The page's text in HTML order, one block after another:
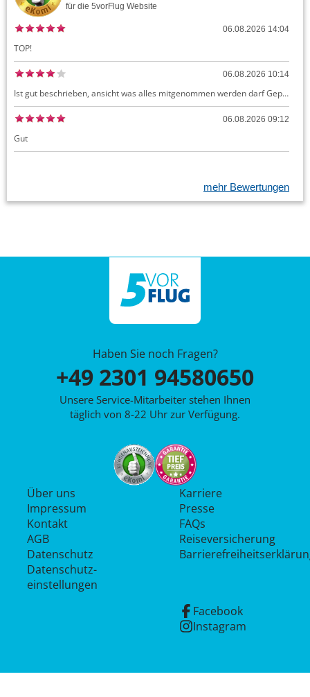
für die 5vorFlug Website
06.08.2026 14:04
TOP!
06.08.2026 10:14
Ist gut beschrieben, ansicht was alles mitgenommen werden darf Gepäck dürfte auch kostenloses Handgepäck umfassen, ansonsten sehr easy zu machen
06.08.2026 09:12
Gut
mehr Bewertungen
Haben Sie noch Fragen?
+49 2301 94580650
Unsere Service-Mitarbeiter stehen Ihnen
täglich von 8-22 Uhr zur Verfügung.
Über uns
Impressum
Kontakt
AGB
Datenschutz
Datenschutz­
einstellungen
Karriere
Presse
FAQs
Reiseversicherung
Facebook
Instagram